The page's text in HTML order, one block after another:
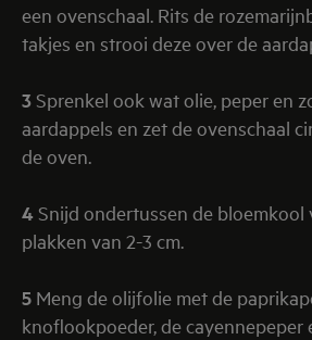
een ovenschaal. Rits de
takjes en strooi deze over de
3 Sprenkel ook wat olie, peper en
aardappels en zet de ovenschaal
de oven.
4 Snijd ondertussen de
plakken van 2-3 cm.
5 Meng de olijfolie met de
knoflookpoeder, de cayennepeper